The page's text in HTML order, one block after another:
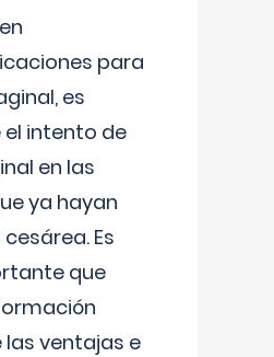
para
es
intento de
en las
ya hayan
Es
que
ventajas e